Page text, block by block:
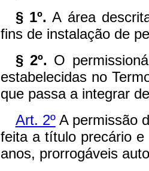
§ 1º. A área
fins de instalação de
§ 2º. O
estabelecidas no
que passa a integrar
Art. 2ºA permissão
feita a título precário
anos, prorrogáveis